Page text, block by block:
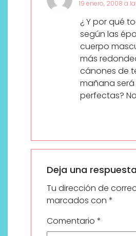
19 enero, 2008 a
¿ Y por qué
según las
cuerpo
más
cánones de
mañana
perfectas?
Deja una respuesta
Tu dirección de
marcados con *
Comentario *